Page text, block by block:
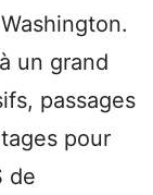
un grand
passages
pour
de